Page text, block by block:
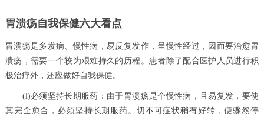
胃溃疡自我保健六大看点
胃溃疡是多发病、慢性病，易反复发作，呈慢性经过，因而要治愈胃
溃疡，需要一个较为艰难持久的历程。患者除了配合医护人员进行积
极治疗外，还应做好自我保健。
(l)必须坚持长期服药：由于胃溃疡是个慢性病，且易复发，要使
其完全愈合，必须坚持长期服药。切不可症状稍有好转，便骤然停